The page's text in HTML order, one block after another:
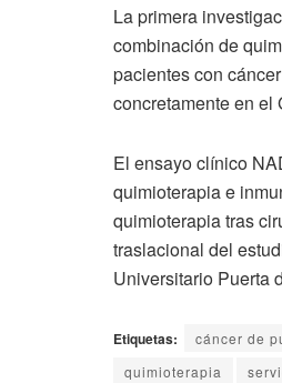
La primera
combinación de
pacientes con
concretamente en el
El ensayo clínico
quimioterapia e
quimioterapia tras
traslacional del
Universitario Puerta
Etiquetas: cáncer de
quimioterapia